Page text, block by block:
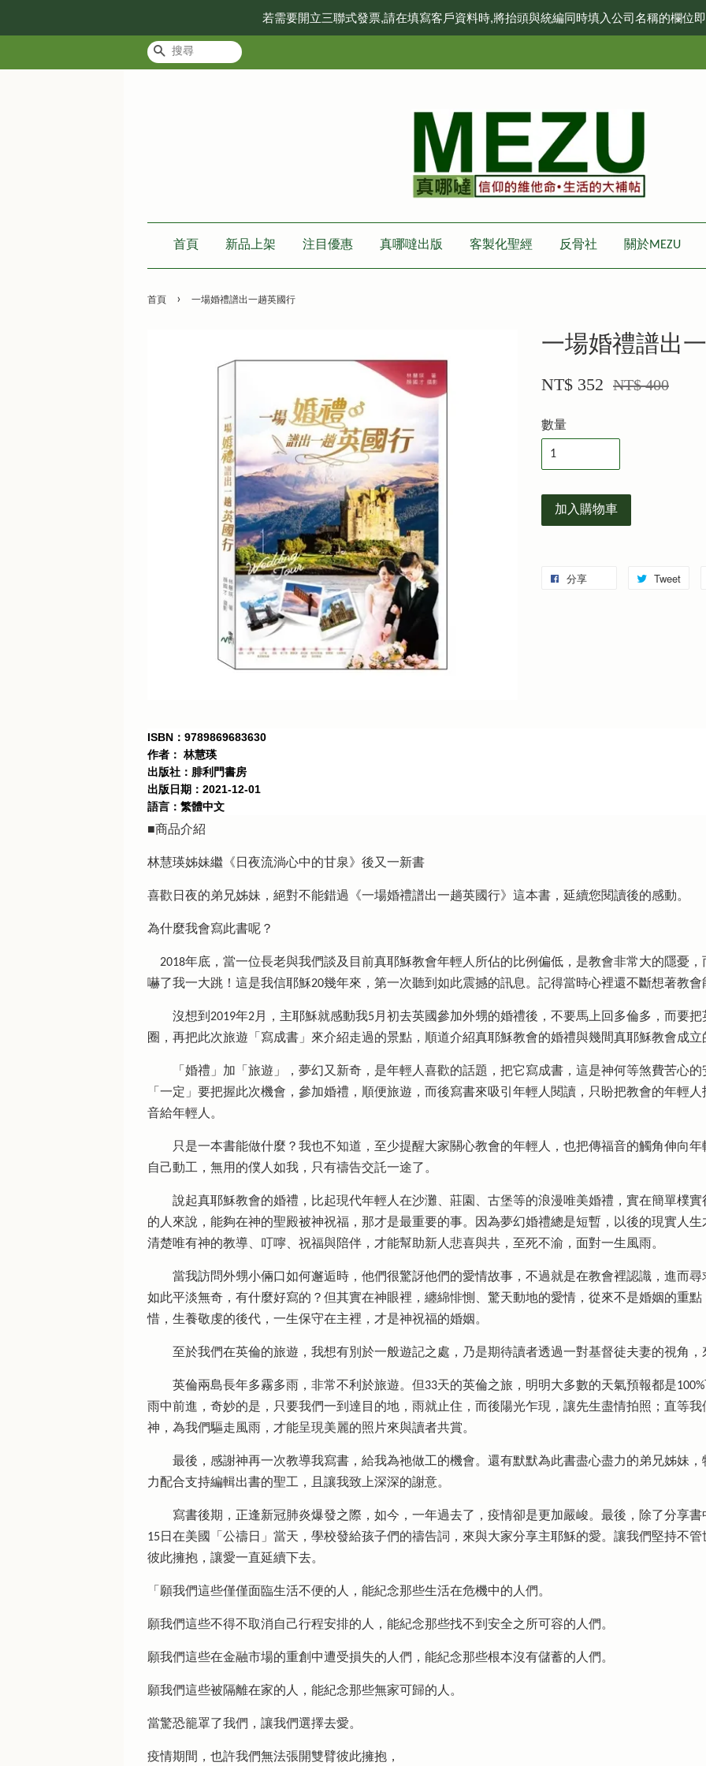
若需要開立三聯式發票,請在填寫客戶資料時,將抬頭與統編同時填入公司名稱的欄位
搜尋
首頁 新品上架 注目優惠 真哪噠出版 客製化聖經 反骨社 關於MEZU
首頁 › 一場婚禮譜出一趟英國行
一場婚禮譜出
NT$ 352 NT$ 400
數量
加入購物車
分享 Tweet
ISBN：9789869683630
作者： 林慧瑛
出版社：腓利門書房
出版日期：2021-12-01
語言：繁體中文
■商品介紹
林慧瑛姊妹繼《日夜流淌心中的甘泉》後又一新書
喜歡日夜的弟兄姊妹，絕對不能錯過《一場婚禮譜出一趟英國行》這本書，延續您閱讀後的感動。
為什麼我會寫此書呢？
2018年底，當一位長老與我們談及目前真耶穌教會年輕人所佔的比例偏低，是教會非常大的隱憂
嚇了我一大跳！這是我信耶穌20幾年來，第一次聽到如此震撼的訊息。記得當時心裡還不斷想著教
沒想到2019年2月，主耶穌就感動我5月初去英國參加外甥的婚禮後，不要馬上回多倫多，而要把
圈，再把此次旅遊「寫成書」來介紹走過的景點，順道介紹真耶穌教會的婚禮與幾間真耶穌教會成立
「婚禮」加「旅遊」，夢幻又新奇，是年輕人喜歡的話題，把它寫成書，這是神何等煞費苦心的
「一定」要把握此次機會，參加婚禮，順便旅遊，而後寫書來吸引年輕人閱讀，只盼把教會的年輕
音給年輕人。
只是一本書能做什麼？我也不知道，至少提醒大家關心教會的年輕人，也把傳福音的觸角伸向年
自己動工，無用的僕人如我，只有禱告交託一途了。
說起真耶穌教會的婚禮，比起現代年輕人在沙灘、莊園、古堡等的浪漫唯美婚禮，實在簡單樸實
的人來說，能夠在神的聖殿被神祝福，那才是最重要的事。因為夢幻婚禮總是短暫，以後的現實人
清楚唯有神的教導、叮嚀、祝福與陪伴，才能幫助新人悲喜與共，至死不渝，面對一生風雨。
當我訪問外甥小倆口如何邂逅時，他們很驚訝他們的愛情故事，不過就是在教會裡認識，進而尋
如此平淡無奇，有什麼好寫的？但其實在神眼裡，纏綿悱惻、驚天動地的愛情，從來不是婚姻的重
惜，生養敬虔的後代，一生保守在主裡，才是神祝福的婚姻。
至於我們在英倫的旅遊，我想有別於一般遊記之處，乃是期待讀者透過一對基督徒夫妻的視角，
英倫兩島長年多霧多雨，非常不利於旅遊。但33天的英倫之旅，明明大多數的天氣預報都是
雨中前進，奇妙的是，只要我們一到達目的地，雨就止住，而後陽光乍現，讓先生盡情拍照；直等
神，為我們驅走風雨，才能呈現美麗的照片來與讀者共賞。
最後，感謝神再一次教導我寫書，給我為祂做工的機會。還有默默為此書盡心盡力的弟兄姊妹，
力配合支持編輯出書的聖工，且讓我致上深深的謝意。
寫書後期，正逢新冠肺炎爆發之際，如今，一年過去了，疫情卻是更加嚴峻。最後，除了分享書
15日在美國「公禱日」當天，學校發給孩子們的禱告詞，來與大家分享主耶穌的愛。讓我們堅持不
彼此擁抱，讓愛一直延續下去。
「願我們這些僅僅面臨生活不便的人，能紀念那些生活在危機中的人們。
願我們這些不得不取消自己行程安排的人，能紀念那些找不到安全之所可容的人們。
願我們這些在金融市場的重創中遭受損失的人們，能紀念那些根本沒有儲蓄的人們。
願我們這些被隔離在家的人，能紀念那些無家可歸的人。
當驚恐籠罩了我們，讓我們選擇去愛。
疫情期間，也許我們無法張開雙臂彼此擁抱，